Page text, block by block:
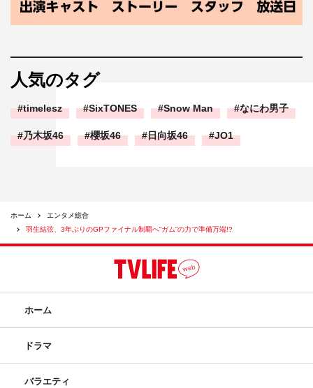
人気のタグ
timelesz SixTONES Snow Man なにわ男子
乃木坂46 櫻坂46 日向坂46 JO1
ホーム
エンタメ総合
羽生結弦、3年ぶりのGPファイナル制覇へ“ガム”の力で準備万端!?
ホーム
ドラマ
バラエティ